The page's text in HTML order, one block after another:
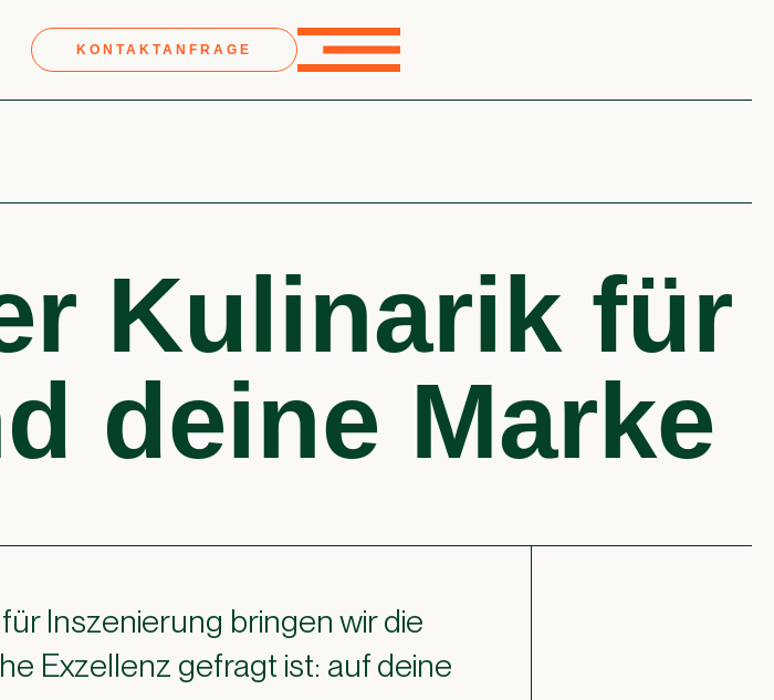
KONTAKTANFRAGE
Kulinarik für
deine Marke
Inszenierung bringen wir die
Exzellenz gefragt ist: auf deine